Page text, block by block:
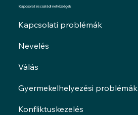
Kapcsolat és családi nehézségek
Kapcsolati problémák
Nevelés
Válás
Gyermekelhelyezési problémák
Konfliktuskezelés